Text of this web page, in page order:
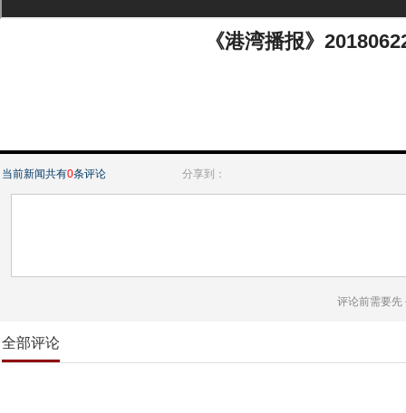
《港湾播报》
当前新闻共有0条评论 分享到：
评论前需要先
全部评论